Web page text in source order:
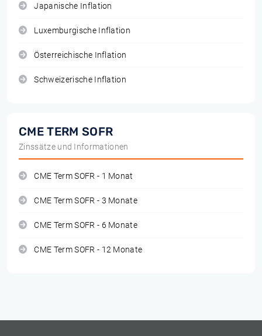
Japanische Inflation
Luxemburgische Inflation
Österreichische Inflation
Schweizerische Inflation
CME TERM SOFR
Zinssätze und Informationen
CME Term SOFR - 1 Monat
CME Term SOFR - 3 Monate
CME Term SOFR - 6 Monate
CME Term SOFR - 12 Monate